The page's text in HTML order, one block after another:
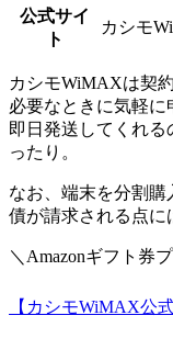
公式サイ
ト
カシモ
カシモWiMAXは契
必要なときに気軽
即日発送してくれ
ったり。
なお、端末を分割
債が請求される点に
＼Amazonギフト券
【カシモWiMAX公